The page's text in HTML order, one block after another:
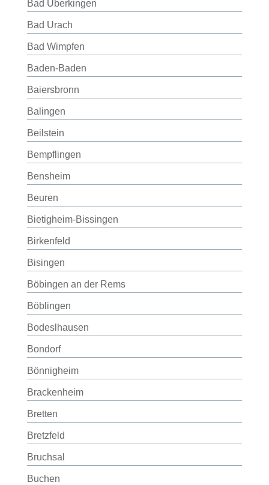
Bad Überkingen
Bad Urach
Bad Wimpfen
Baden-Baden
Baiersbronn
Balingen
Beilstein
Bempflingen
Bensheim
Beuren
Bietigheim-Bissingen
Birkenfeld
Bisingen
Böbingen an der Rems
Böblingen
Bodeslhausen
Bondorf
Bönnigheim
Brackenheim
Bretten
Bretzfeld
Bruchsal
Buchen